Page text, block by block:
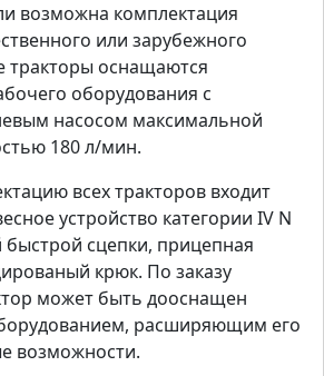
возможна комплектация
или зарубежного
тракторы оснащаются
оборудования с
насосом максимальной
180 л/мин.
всех тракторов входит
устройство категории IV N
быстрой сцепки, прицепная
крюк. По заказу
может быть дооснащен
расширяющим его
возможности.